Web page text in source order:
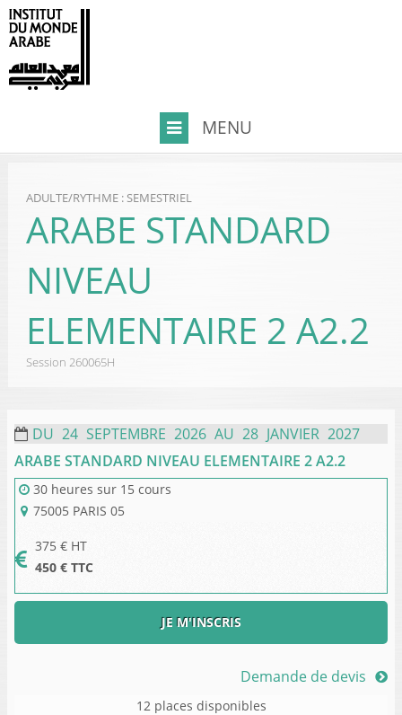
ADULTE/RYTHME : SEMESTRIEL
ARABE STANDARD
NIVEAU
ELEMENTAIRE 2 A2.2
Session 260065H
DU 24 SEPTEMBRE 2026 AU 28 JANVIER 2027
ARABE STANDARD NIVEAU ELEMENTAIRE 2 A2.2
30 heures sur 15 cours
75005 PARIS 05
375 € HT
450 € TTC
JE M'INSCRIS
Demande de devis
12 places disponibles